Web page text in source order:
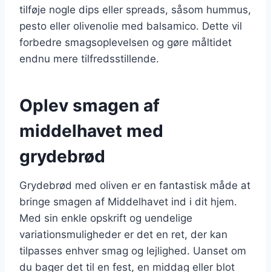
tilføje nogle dips eller spreads, såsom hummus,
pesto eller olivenolie med balsamico. Dette vil
forbedre smagsoplevelsen og gøre måltidet
endnu mere tilfredsstillende.
Oplev smagen af
middelhavet med
grydebrød
Grydebrød med oliven er en fantastisk måde at
bringe smagen af Middelhavet ind i dit hjem.
Med sin enkle opskrift og uendelige
variationsmuligheder er det en ret, der kan
tilpasses enhver smag og lejlighed. Uanset om
du bager det til en fest, en middag eller blot